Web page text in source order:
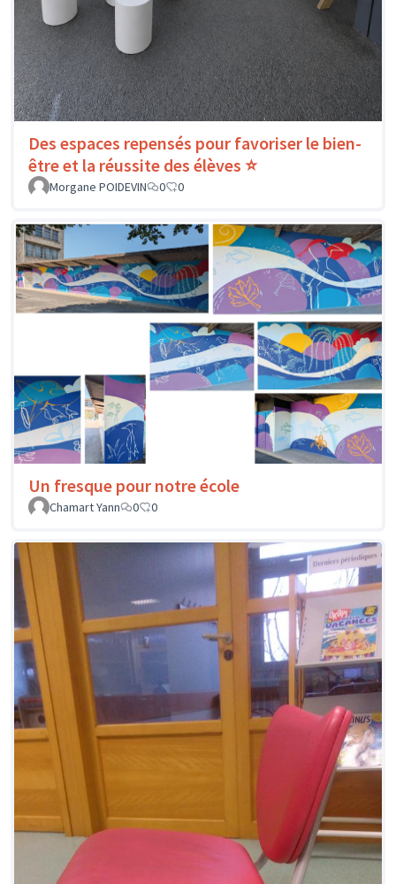
Des espaces repensés pour favoriser le bien-
être et la réussite des élèves ⭐
Morgane POIDEVIN 0 0
Un fresque pour notre école
Chamart Yann 0 0